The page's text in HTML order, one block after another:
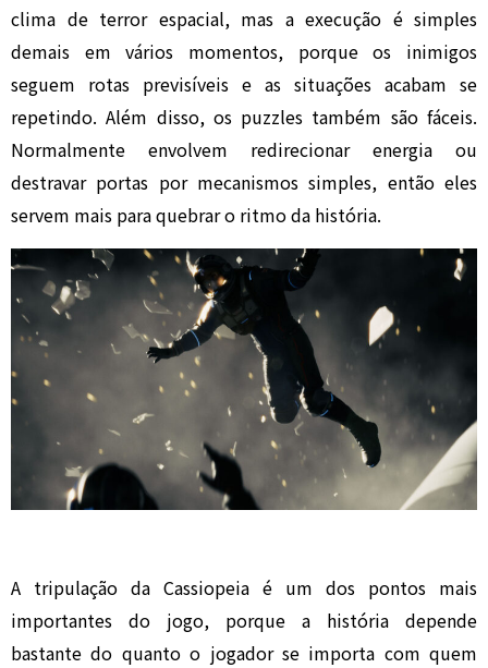
clima de terror espacial, mas a execução é simples
demais em vários momentos, porque os inimigos
seguem rotas previsíveis e as situações acabam se
repetindo. Além disso, os puzzles também são fáceis.
Normalmente envolvem redirecionar energia ou
destravar portas por mecanismos simples, então eles
servem mais para quebrar o ritmo da história.
A tripulação da Cassiopeia é um dos pontos mais
importantes do jogo, porque a história depende
bastante do quanto o jogador se importa com quem